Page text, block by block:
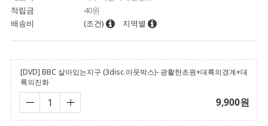
적립금
40원
배송비
(조건) 지역별
[DVD] BBC 살아있는지구 (3disc.아웃박스)- 광활한초원+대륙의경계+대
륙의진화
9,900원